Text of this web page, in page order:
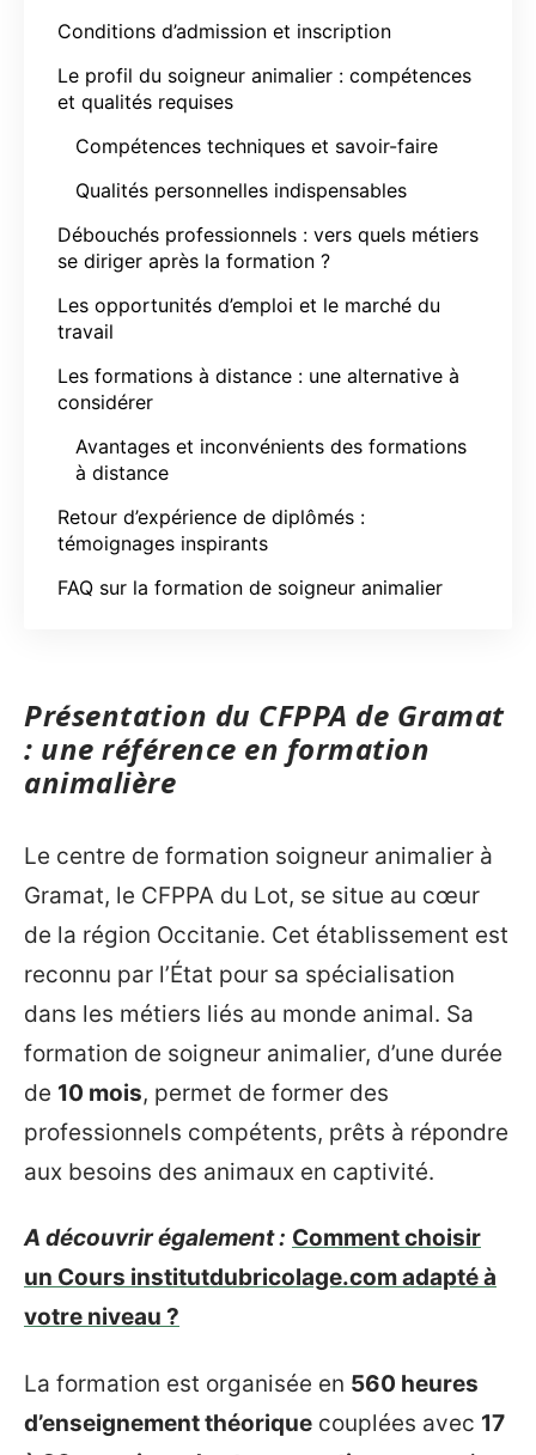
Conditions d’admission et inscription
Le profil du soigneur animalier : compétences
et qualités requises
Compétences techniques et savoir-faire
Qualités personnelles indispensables
Débouchés professionnels : vers quels métiers
se diriger après la formation ?
Les opportunités d’emploi et le marché du
travail
Les formations à distance : une alternative à
considérer
Avantages et inconvénients des formations
à distance
Retour d’expérience de diplômés :
témoignages inspirants
FAQ sur la formation de soigneur animalier
Présentation du CFPPA de Gramat
: une référence en formation
animalière
Le centre de formation soigneur animalier à
Gramat, le CFPPA du Lot, se situe au cœur
de la région Occitanie. Cet établissement est
reconnu par l’État pour sa spécialisation
dans les métiers liés au monde animal. Sa
formation de soigneur animalier, d’une durée
de 10 mois, permet de former des
professionnels compétents, prêts à répondre
aux besoins des animaux en captivité.
A découvrir également : Comment choisir
un Cours institutdubricolage.com adapté à
votre niveau ?
La formation est organisée en 560 heures
d’enseignement théorique couplées avec 17